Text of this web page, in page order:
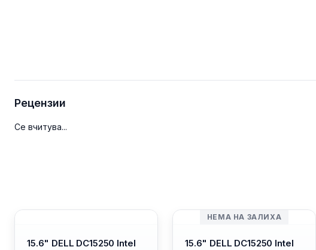
Рецензии
Се вчитува...
15.6" DELL DC15250 Intel
НЕМА НА ЗАЛИХА
15.6" DELL DC15250 Intel